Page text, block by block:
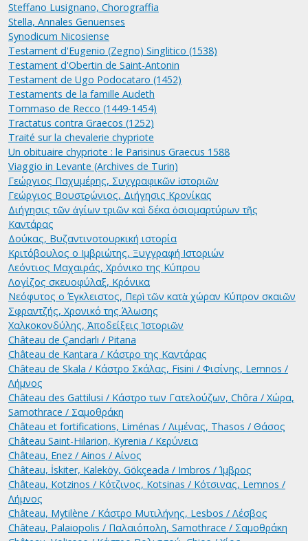
Steffano Lusignano, Chorograffia
Stella, Annales Genuenses
Synodicum Nicosiense
Testament d'Eugenio (Zegno) Singlitico (1538)
Testament d'Obertin de Saint-Antonin
Testament de Ugo Podocataro (1452)
Testaments de la famille Audeth
Tommaso de Recco (1449-1454)
Tractatus contra Graecos (1252)
Traité sur la chevalerie chypriote
Un obituaire chypriote : le Parisinus Graecus 1588
Viaggio in Levante (Archives de Turin)
Γεώργιος Παχυμέρης, Συγγραφικῶν ἱστοριῶν
Γεώργιος Вουστϱώνιος, Διήγησις Κρονίκας
Διήγησις τῶν ἁγίων τριῶν καὶ δέκα ὁσιομαρτύρων τῆς
Καντάρας
Δούκας, Βυζαντινοτουρκική ιστορία
Κριτόβουλος ο Ιμβριώτης, Ξυγγραφή Ιστοριών
Λεόντιος Μαχαιράς, Χρόνικο της Κύπρου
Λογίζος σκευοφύλαξ, Κρόνικα
Νεόφυτος ο Έγκλειστος, Περὶ τῶν κατὰ χώραν Κύπρον σκαιῶν
Σφραντζής, Χρονικό της Άλωσης
Χαλκοκονδύλης, Ἀποδείξεις Ἱστοριῶν
Château de Çandarlı / Pitana
Château de Kantara / Κάστρο της Καντάρας
Château de Skala / Κάστρο Σκάλας, Fisini / Φισίνης, Lemnos /
Λήμνος
Château des Gattilusi / Κάστρο των Γατελούζων, Chôra / Χώρα,
Samothrace / Σαμοθράκη
Château et fortifications, Liménas / Λιμένας, Thasos / Θάσος
Château Saint-Hilarion, Kyrenia / Κερύνεια
Château, Enez / Ainos / Αίνος
Château, İskiter, Kaleköy, Gökçeada / Imbros / Ίμβρος
Château, Kotzinos / Κότζινος, Kotsinas / Κότσινας, Lemnos /
Λήμνος
Château, Mytilène / Κάστρο Μυτιλήνης, Lesbos / Λέσβος
Château, Palaiopolis / Παλαιόπολη, Samothrace / Σαμοθράκη